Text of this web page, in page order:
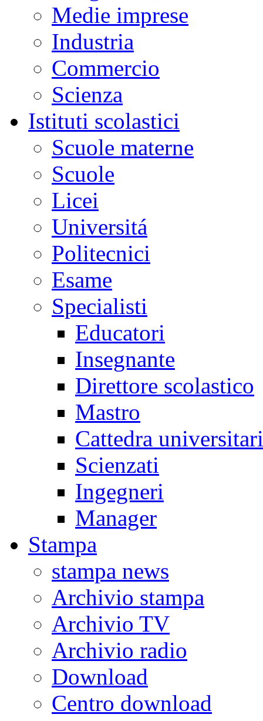
Medie imprese
Industria
Commercio
Scienza
Istituti scolastici
Scuole materne
Scuole
Licei
Universitá
Politecnici
Esame
Specialisti
Educatori
Insegnante
Direttore scolastico
Mastro
Cattedra
Scienzati
Ingegneri
Manager
Stampa
stampa news
Archivio stampa
Archivio TV
Archivio radio
Download
Centro download